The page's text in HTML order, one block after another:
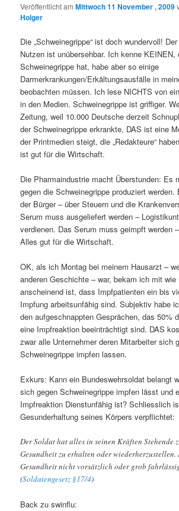
Veröffentlicht amMittwoch 11 November , 2009
Holger
Die „Schweinegrippe“ ist doch wundervoll!
Nutzen ist unübersehbar. Ich kenne KEINEN,
Schweinegrippe hat, habe aber so einige
Darmerkrankungen/Erkältungsausfälle in
beobachten müssen. Ich lese NICHTS von
in den Medien. Schweinegrippe ist griffiger.
Zeitung, weil 10.000 Deutsche derzeit
der Schweinegrippe erkrankte, DAS ist eine
der Printmedien steigt, die „Redakteure“
ist gut für die Wirtschaft.
Die Pharmaindustrie macht Überstunden: Es
gegen die Schweinegrippe produziert werden.
der Bürger – über Steuern und die
Serum muss ausgeliefert werden –
verdienen. Das Serum muss geimpft werden
Alles gut für die Wirtschaft.
OK, als ich Montag bei meinem Hausarzt –
anderen Geschichte – war, bekam ich mit wie
anscheinend ist, dass Impfpatienten ein bis
Impfung arbeitsunfähig sind. Subjektiv habe
den aufgeschnappten Gesprächen, das 50%
eine Impfreaktion beeinträchtigt sind. DAS
zwar alle Unternehmer deren Mitarbeiter sich
Schweinegrippe impfen lassen.
Exkurs: Kann ein Bundeswehrsoldat belangt
sich gegen Schweinegrippe impfen lässt und
Impfreaktion Dienstunfähig ist? Schliesslich
Gesunderhaltung seines Körpers verpflichtet:
Der Soldat hat alles in seinen Kräften Stehende
Gesundheit zu erhalten oder wiederherzustellen.
Gesundheit nicht vorsätzlich oder grob
(Soldatengesetz §17/4)
Back zu swinflu: